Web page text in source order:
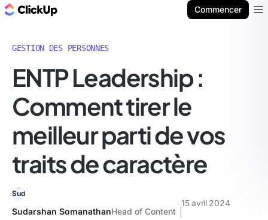
Commencer
GESTION DES PERSONNES
ENTP Leadership :
Comment tirer le
meilleur parti de vos
traits de caractère
Sudarshan SomanathanHead of Content
15 avril 2024